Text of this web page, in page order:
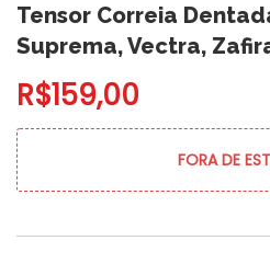
Tensor Correia
Suprema, Vectra,
R$159,00
FORA DE